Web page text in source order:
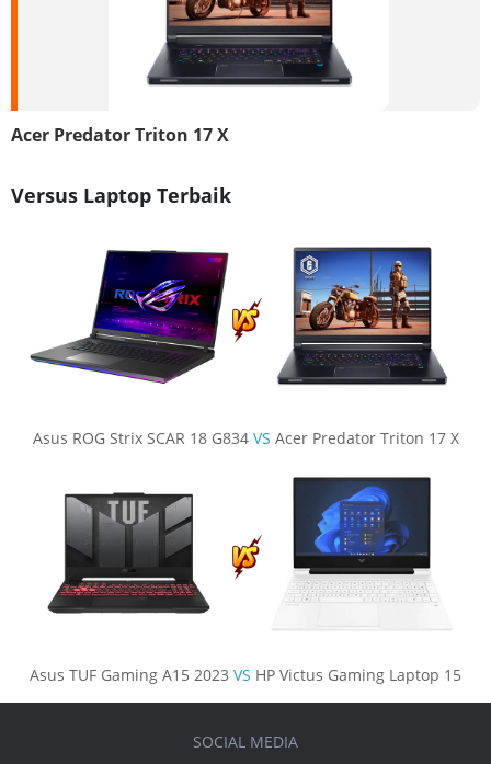
Acer Predator Triton 17 X
Versus Laptop Terbaik
Asus ROG Strix SCAR 18 G834 VS Acer Predator Triton 17 X
Asus TUF Gaming A15 2023 VS HP Victus Gaming Laptop 15
SOCIAL MEDIA